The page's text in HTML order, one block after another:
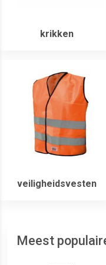
krikken
veiligheidsvesten
Meest